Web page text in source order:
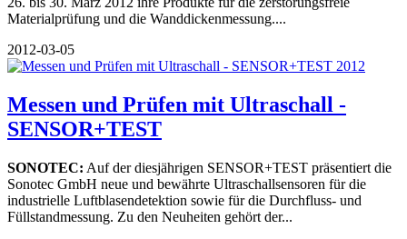
Materialprüfung und die Wanddickenmessung....
2012-03-05
Messen und Prüfen mit Ultraschall -
SENSOR+TEST
SONOTEC: Auf der diesjährigen SENSOR+TEST präsentiert die
Sonotec GmbH neue und bewährte Ultraschallsensoren für die
industrielle Luftblasendetektion sowie für die Durchfluss- und
Füllstandmessung. Zu den Neuheiten gehört der...